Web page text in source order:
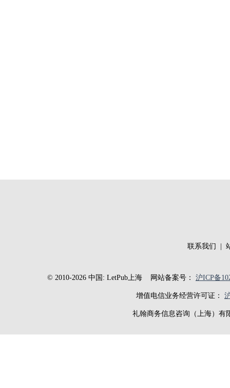
联系我们
© 2010-2026 中国: LetPub上海网站备案号： 沪ICP备
增值电信业务经营许可证：
礼翰商务信息咨询（上海）